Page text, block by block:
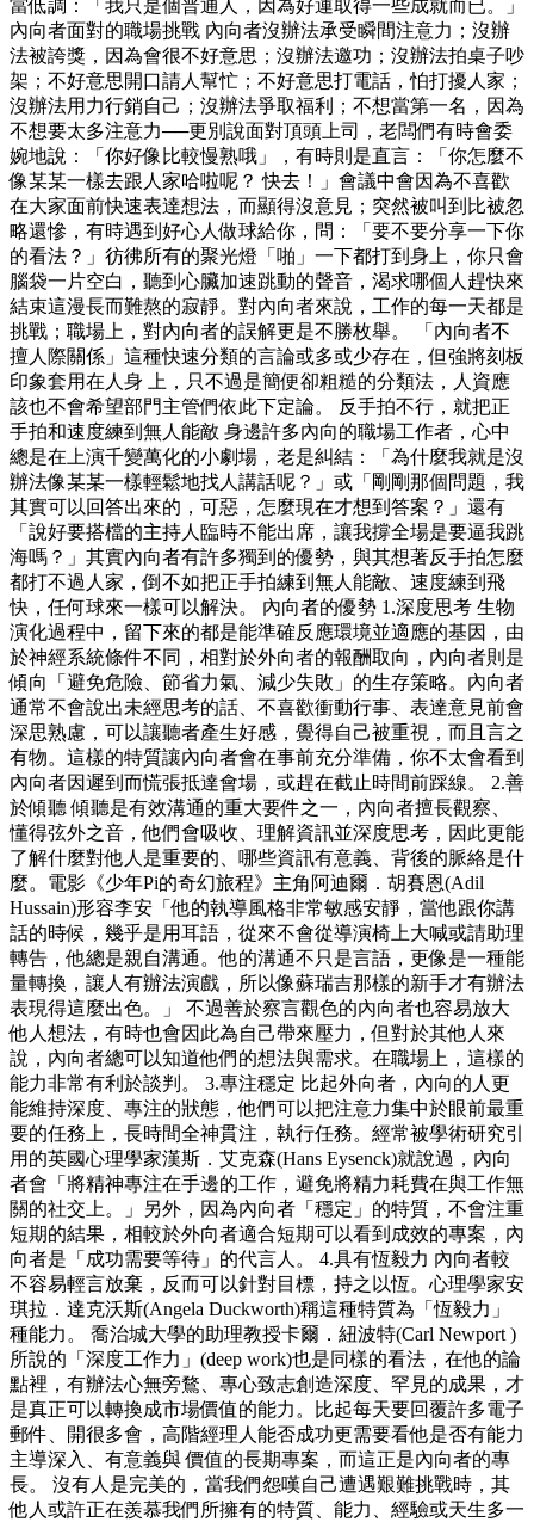
當低調：「我只是個普通人，因為好運取得一些成就而已。」
內向者面對的職場挑戰 內向者沒辦法承受瞬間注意力；沒辦
法被誇獎，因為會很不好意思；沒辦法邀功；沒辦法拍桌子吵
架；不好意思開口請人幫忙；不好意思打電話，怕打擾人家；
沒辦法用力行銷自己；沒辦法爭取福利；不想當第一名，因為
不想要太多注意力──更別說面對頂頭上司，老闆們有時會委
婉地說：「你好像比較慢熟哦」，有時則是直言：「你怎麼不
像某某一樣去跟人家哈啦呢？ 快去！」會議中會因為不喜歡
在大家面前快速表達想法，而顯得沒意見；突然被叫到比被忽
略還慘，有時遇到好心人做球給你，問：「要不要分享一下你
的看法？」彷彿所有的聚光燈「啪」一下都打到身上，你只會
腦袋一片空白，聽到心臟加速跳動的聲音，渴求哪個人趕快來
結束這漫長而難熬的寂靜。對內向者來說，工作的每一天都是
挑戰；職場上，對內向者的誤解更是不勝枚舉。 「內向者不
擅人際關係」這種快速分類的言論或多或少存在，但強將刻板
印象套用在人身 上，只不過是簡便卻粗糙的分類法，人資應
該也不會希望部門主管們依此下定論。 反手拍不行，就把正
手拍和速度練到無人能敵 身邊許多內向的職場工作者，心中
總是在上演千變萬化的小劇場，老是糾結：「為什麼我就是沒
辦法像某某一樣輕鬆地找人講話呢？」或「剛剛那個問題，我
其實可以回答出來的，可惡，怎麼現在才想到答案？」還有
「說好要搭檔的主持人臨時不能出席，讓我撐全場是要逼我跳
海嗎？」其實內向者有許多獨到的優勢，與其想著反手拍怎麼
都打不過人家，倒不如把正手拍練到無人能敵、速度練到飛
快，任何球來一樣可以解決。 內向者的優勢 1.深度思考 生物
演化過程中，留下來的都是能準確反應環境並適應的基因，由
於神經系統條件不同，相對於外向者的報酬取向，內向者則是
傾向「避免危險、節省力氣、減少失敗」的生存策略。內向者
通常不會說出未經思考的話、不喜歡衝動行事、表達意見前會
深思熟慮，可以讓聽者產生好感，覺得自己被重視，而且言之
有物。這樣的特質讓內向者會在事前充分準備，你不太會看到
內向者因遲到而慌張抵達會場，或趕在截止時間前踩線。 2.善
於傾聽 傾聽是有效溝通的重大要件之一，內向者擅長觀察、
懂得弦外之音，他們會吸收、理解資訊並深度思考，因此更能
了解什麼對他人是重要的、哪些資訊有意義、背後的脈絡是什
麼。電影《少年Pi的奇幻旅程》主角阿迪爾．胡賽恩(Adil
Hussain)形容李安「他的執導風格非常敏感安靜，當他跟你講
話的時候，幾乎是用耳語，從來不會從導演椅上大喊或請助理
轉告，他總是親自溝通。他的溝通不只是言語，更像是一種能
量轉換，讓人有辦法演戲，所以像蘇瑞吉那樣的新手才有辦法
表現得這麼出色。」 不過善於察言觀色的內向者也容易放大
他人想法，有時也會因此為自己帶來壓力，但對於其他人來
說，內向者總可以知道他們的想法與需求。在職場上，這樣的
能力非常有利於談判。 3.專注穩定 比起外向者，內向的人更
能維持深度、專注的狀態，他們可以把注意力集中於眼前最重
要的任務上，長時間全神貫注，執行任務。經常被學術研究引
用的英國心理學家漢斯．艾克森(Hans Eysenck)就說過，內向
者會「將精神專注在手邊的工作，避免將精力耗費在與工作無
關的社交上。」另外，因為內向者「穩定」的特質，不會注重
短期的結果，相較於外向者適合短期可以看到成效的專案，內
向者是「成功需要等待」的代言人。 4.具有恆毅力 內向者較
不容易輕言放棄，反而可以針對目標，持之以恆。心理學家安
琪拉．達克沃斯(Angela Duckworth)稱這種特質為「恆毅力」
種能力。 喬治城大學的助理教授卡爾．紐波特(Carl Newport )
所說的「深度工作力」(deep work)也是同樣的看法，在他的論
點裡，有辦法心無旁鶩、專心致志創造深度、罕見的成果，才
是真正可以轉換成市場價值的能力。比起每天要回覆許多電子
郵件、開很多會，高階經理人能否成功更需要看他是否有能力
主導深入、有意義與 價值的長期專案，而這正是內向者的專
長。 沒有人是完美的，當我們怨嘆自己遭遇艱難挑戰時，其
他人或許正在羨慕我們所擁有的特質、能力、經驗或天生多一